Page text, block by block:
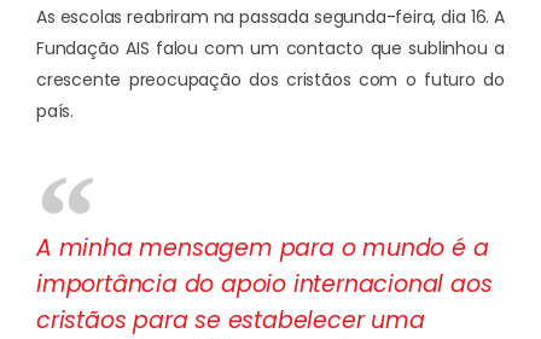
As escolas reabriram na passada segunda-feira, dia 16. A
Fundação AIS falou com um contacto que sublinhou a
crescente preocupação dos cristãos com o futuro do
país.
A minha mensagem para o mundo é a
importância do apoio internacional aos
cristãos para se estabelecer uma